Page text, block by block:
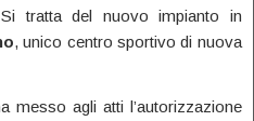
Si tratta del nuovo impianto in
, unico centro sportivo di nuova
messo agli atti l’autorizzazione